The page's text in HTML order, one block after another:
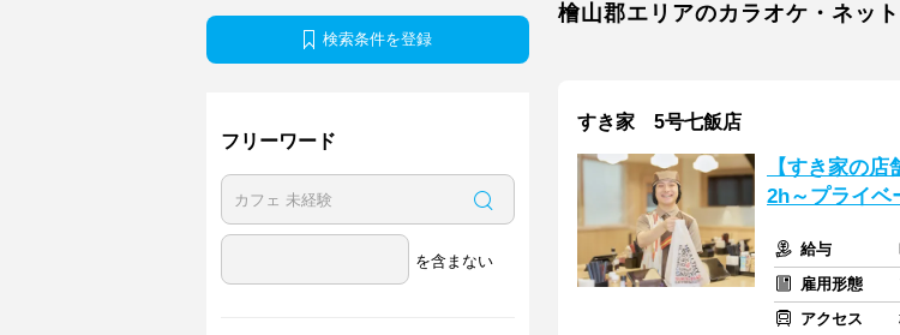
検索条件を登録
フリーワード
を含まない
檜山郡エリアのカラオケ・ネッ
すき家 5号七飯店
【すき家の
2h～プライ
給与
雇用形態
アクセス